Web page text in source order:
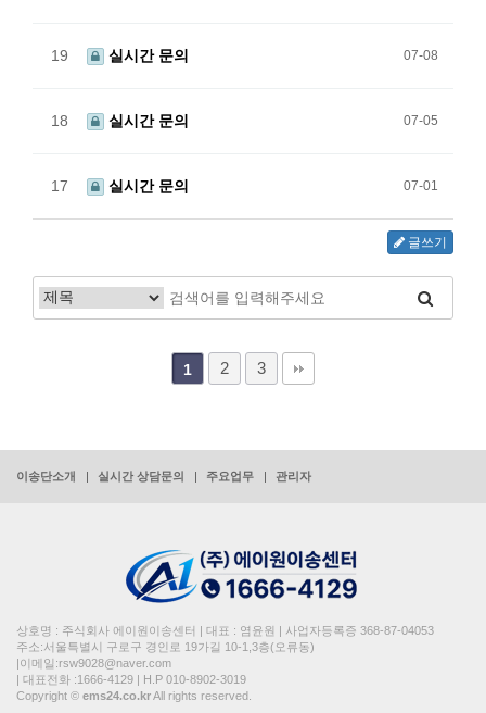
19 실시간 문의 07-08
18 실시간 문의 07-05
17 실시간 문의 07-01
글쓰기
1 2 3
이송단소개 실시간 상담문의 주요업무 관리자
상호명 : 주식회사 에이원이송센터 | 대표 : 염윤원 | 사업자등록증 368-87-04053
주소:서울특별시 구로구 경인로 19가길 10-1,3층(오류동)
|이메일:rsw9028@naver.com
| 대표전화 :1666-4129 | H.P 010-8902-3019
Copyright © ems24.co.krAll rights reserved.